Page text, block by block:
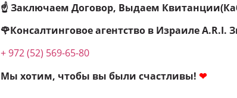
☝ Заключаем Договор, Выдаем
🌹Консалтинговое агентство в Израиле A.R.I.
+ 972 (52) 569-65-80
Мы хотим, чтобы вы были счастливы! ❤